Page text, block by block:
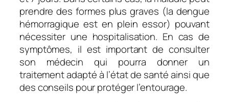
prendre des formes plus graves (la dengue
hémorragique est en plein essor) pouvant
nécessiter une hospitalisation. En cas de
symptômes, il est important de consulter
son médecin qui pourra donner un
traitement adapté à l’état de santé ainsi que
des conseils pour protéger l’entourage.